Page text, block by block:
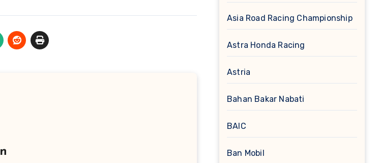
Asia Road Racing Championship
Astra Honda Racing
Astria
Bahan Bakar Nabati
BAIC
Ban Mobil